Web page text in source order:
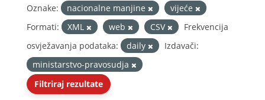
Oznake: nacionalne manjine
vijeće
Formati:
XML web CSV
Frekvencija
osvježavanja podataka:
daily
Izdavači:
ministarstvo-pravosudja
Filtriraj rezultate